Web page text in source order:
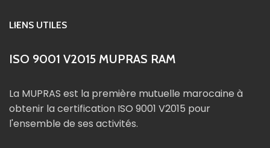
LIENS UTILES
ISO 9001 V2015 MUPRAS RAM
La MUPRAS est la première mutuelle marocaine à
obtenir la certification ISO 9001 V2015 pour
l'ensemble de ses activités.